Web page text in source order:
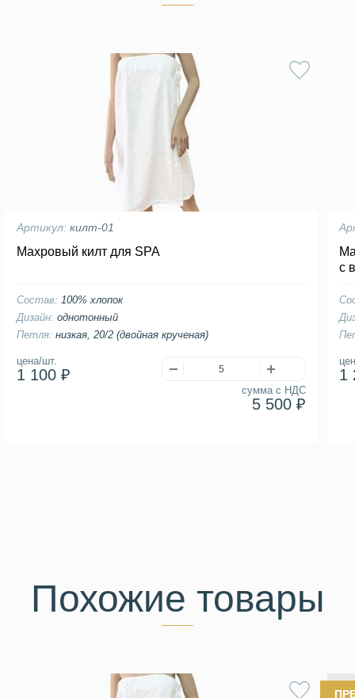
Артикул: килт-01
Махровый килт для SPA
цена/шт.
1 100 ₽
сумма с НДС
5 500 ₽
Состав: 100% хлопок
Дизайн: однотонный
Петля: низкая, 20/2 (двойная крученая)
с
1
Похожие товары